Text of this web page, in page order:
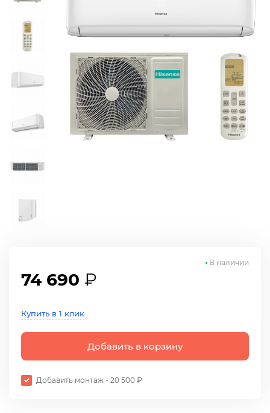
74 690 ₽
Купить в 1 клик
Добавить в корзину
Добавить монтаж - 20 500 ₽
В наличии